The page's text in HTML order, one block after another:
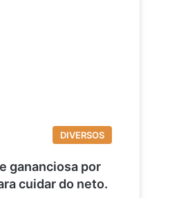
DIVERSOS
gananciosa por
cuidar do neto.